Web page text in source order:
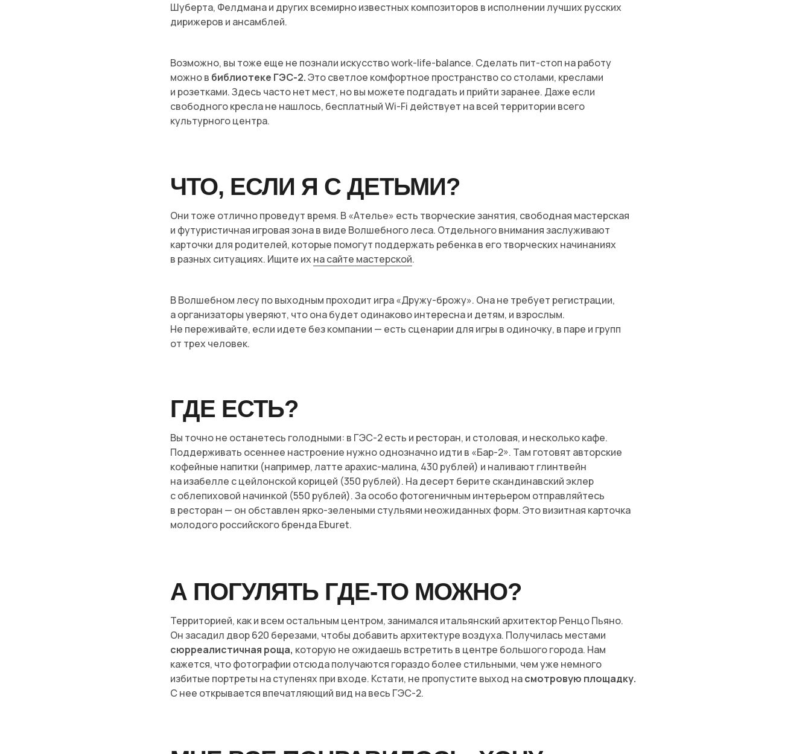
В Волшебном лесу по выходным проходит игра «Дружу-брожу». Она не требует регистрации,
а организаторы уверяют, что она будет одинаково интересна и детям, и взрослым.
Не переживайте, если идете без компании — есть сценарии для игры в одиночку, в паре и групп
от трех человек.
ЧТО, ЕСЛИ Я С ДЕТЬМИ?
Вы точно не останетесь голодными: в ГЭС-2 есть и ресторан, и столовая, и несколько кафе.
Поддерживать осеннее настроение нужно однозначно идти в «Бар-2». Там готовят авторские
кофейные напитки (например, латте арахис-малина, 430 рублей) и наливают глинтвейн
на изабелле с цейлонской корицей (350 рублей). На десерт берите скандинавский эклер
с облепиховой начинкой (550 рублей). За особо фотогеничным интерьером отправляйтесь
в ресторан — он обставлен ярко-зелеными стульями неожиданных форм. Это визитная карточка
молодого российского бренда Eburet.
ГДЕ ЕСТЬ?
Территорией, как и всем остальным центром, занимался итальянский архитектор Ренцо Пьяно.
Он засадил двор 620 березами, чтобы добавить архитектуре воздуха. Получилась местами
сюрреалистичная роща, которую не ожидаешь встретить в центре большого города. Нам
кажется, что фотографии отсюда получаются гораздо более стильными, чем уже немного
избитые портреты на ступенях при входе. Кстати, не пропустите выход насмотровую площадку.
С нее открывается впечатляющий вид на весь ГЭС-2.
Возможно, вы тоже еще не познали искусство work-life-balance. Сделать пит-стоп на работу
можно в библиотеке ГЭС-2.Это светлое комфортное пространство со столами, креслами
и розетками. Здесь часто нет мест, но вы можете подгадать и прийти заранее. Даже если
свободного кресла не нашлось, бесплатный Wi-Fi действует на всей территории всего
культурного центра.
Шуберта, Фелдмана и других всемирно известных композиторов в исполнении лучших русских
дирижеров и ансамблей.
Они тоже отлично проведут время. В «Ателье» есть творческие занятия, свободная мастерская
и футуристичная игровая зона в виде Волшебного леса. Отдельного внимания заслуживают
карточки для родителей, которые помогут поддержать ребенка в его творческих начинаниях
в разных ситуациях. Ищите их на сайте мастерской.
А ПОГУЛЯТЬ ГДЕ-ТО МОЖНО?